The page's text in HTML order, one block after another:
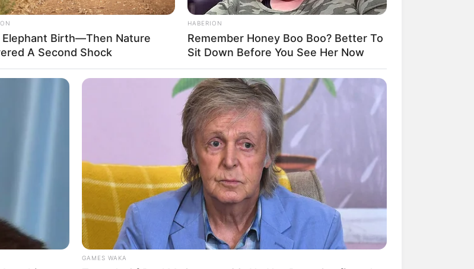
Angebote integriert. Wenn etwas darüber gebucht oder gekauft wird, ist das
der Preis ändert.
Elephant Birth—Then Nature
A Second Shock
HABERION
Remember Honey Boo Boo? Better To
Sit Down Before You See Her Now
GAMES WAKA